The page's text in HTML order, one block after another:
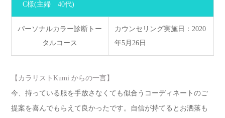
C様(主婦 40代)
パーソナルカラー診断トー
タルコース
カウンセリング実施日：2020
年5月26日
【カラリストKumi からの一言】
今、持っている服を手放さなくても似合うコーディネートのご
提案を喜んでもらえて良かったです。自信が持てるとお洒落も